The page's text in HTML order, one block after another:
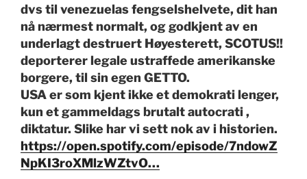
dvs til venezuelas fengselshelvete, dit han
nå nærmest normalt, og godkjent av en
underlagt destruert Høyesterett, SCOTUS!!
deporterer legale ustraffede amerikanske
borgere, til sin egen GETTO.
USA er som kjent ikke et demokrati lenger,
kun et gammeldags brutalt autocrati ,
diktatur. Slike har vi sett nok av i historien.
https://open.spotify.com/episode/7ndowZ
NpKI3roXMlzWZtvO…